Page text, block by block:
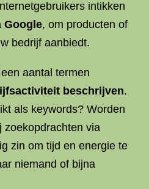
intikken
Google, om producten of
bedrijf aanbiedt.
aantal termen
beschrijven.
als keywords? Worden
zoekopdrachten via
zin om tijd en energie te
niemand of bijna